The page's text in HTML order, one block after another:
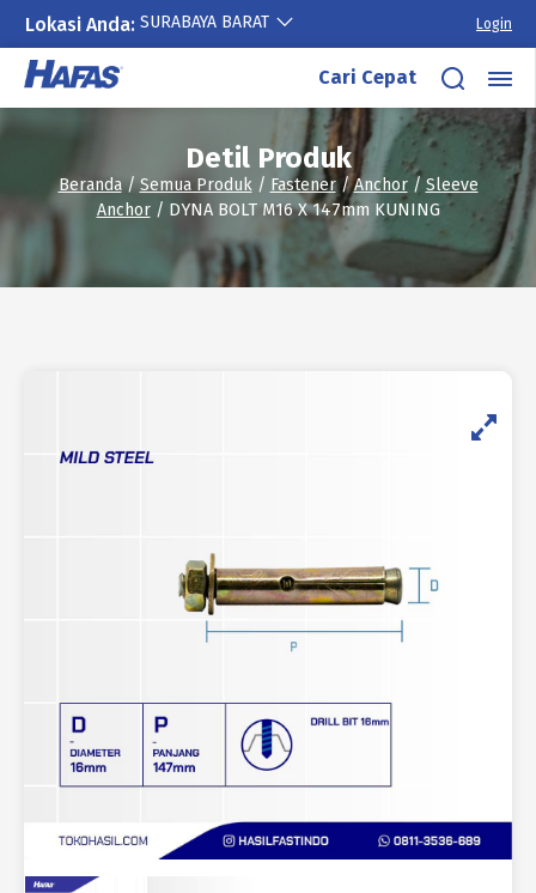
Lokasi Anda: SURABAYA BARAT Login
Lewati
konten
Cari Cepat
Detil Produk
Beranda/Semua Produk/ Fastener/Anchor/ Sleeve
Anchor/ DYNA BOLT M16 X 147mm KUNING